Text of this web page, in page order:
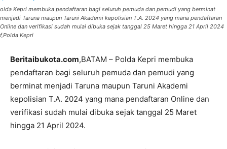
olda Kepri membuka pendaftaran bagi seluruh pemuda dan pemudi yang berminat
menjadi Taruna maupun Taruni Akademi kepolisian T.A. 2024 yang mana pendaftaran
Online dan verifikasi sudah mulai dibuka sejak tanggal 25 Maret hingga 21 April 2024
f,Polda Kepri
Beritaibukota.com,BATAM – Polda Kepri membuka
pendaftaran bagi seluruh pemuda dan pemudi yang
berminat menjadi Taruna maupun Taruni Akademi
kepolisian T.A. 2024 yang mana pendaftaran Online dan
verifikasi sudah mulai dibuka sejak tanggal 25 Maret
hingga 21 April 2024.